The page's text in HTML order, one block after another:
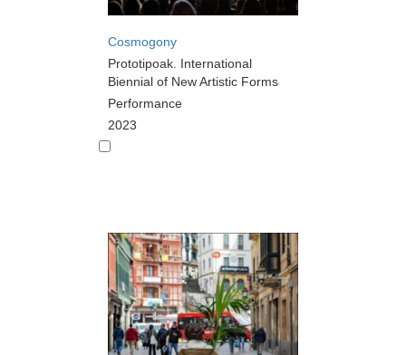
Cosmogony
Prototipoak. International
Biennial of New Artistic Forms
Performance
2023